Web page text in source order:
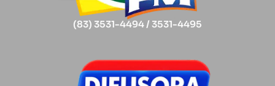
(83) 3531-4494 / 3531-4495